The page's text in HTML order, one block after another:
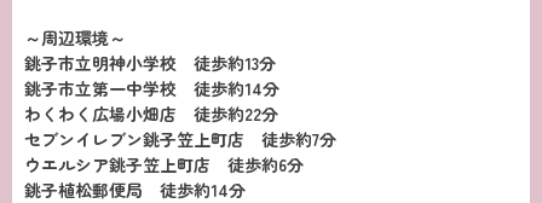
～周辺環境～
銚子市立明神小学校 徒歩約13分
銚子市立第一中学校 徒歩約14分
わくわく広場小畑店 徒歩約22分
セブンイレブン銚子笠上町店 徒歩約7分
ウエルシア銚子笠上町店 徒歩約6分
銚子植松郵便局 徒歩約14分